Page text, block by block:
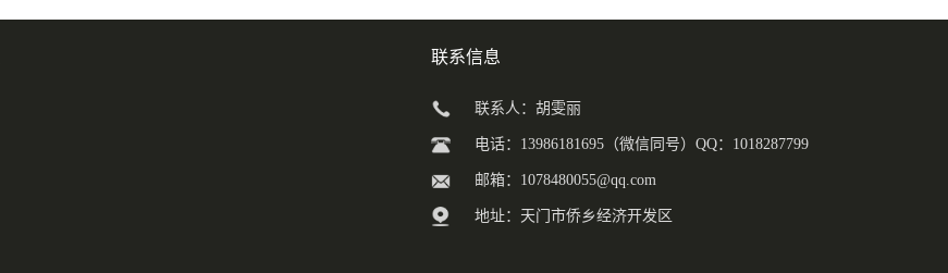
联系信息
联系人：胡雯丽
电话：13986181695（微信同号）QQ：1018287799
邮箱： 1078480055@qq.com
地址：天门市侨乡经济开发区